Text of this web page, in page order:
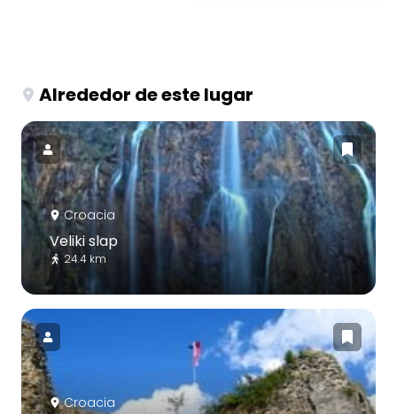
Alrededor de este lugar
Croacia
Veliki slap
24.4 km
Croacia